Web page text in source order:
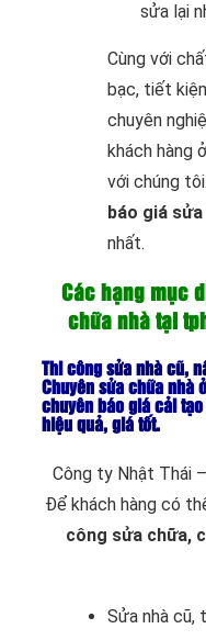
sửa lại
Cùng với
bạc, tiết
chuyên
khách hàng
với chúng
báo giá
nhất.
Các hạng mục
chữa nhà tại
Thi công sửa nhà cũ,
Chuyên sửa chữa nhà
chuyên báo giá cải
hiệu quả, giá tốt.
Công ty Nhật Thái
Để khách hàng có
công sửa chữa,
Sửa nhà cũ,